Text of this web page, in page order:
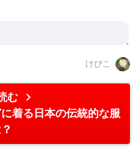
けぴこ
む chevron_right
着る日本の伝統的な服